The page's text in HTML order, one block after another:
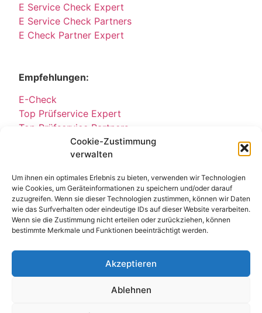
Cookie-Zustimmung
verwalten
Um ihnen ein optimales Erlebnis zu bieten, verwenden wir Technologien
wie Cookies, um Geräteinformationen zu speichern und/oder darauf
zuzugreifen. Wenn sie dieser Technologien zustimmen, können wir Daten
wie das Surfverhalten oder eindeutige IDs auf dieser Website verarbeiten.
Wenn sie die Zustimmung nicht erteilen oder zurückziehen, können
bestimmte Merkmale und Funktionen beeinträchtigt werden.
Akzeptieren
Ablehnen
E Service Check Expert
E Service Check Partners
E Check Partner Expert
Empfehlungen:
E-Check
Top Prüfservice Expert
Top Prüfservice Partners
Top Prüfservice GmbH
Sicherheitsprüfungen Partners
Prüfung E-Check Expert
Prüfung elektrischer Anlagen